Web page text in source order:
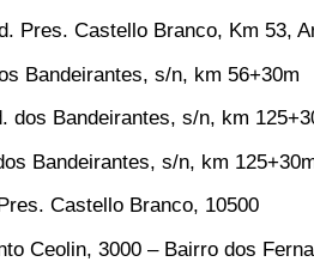
Pres. Castello Branco, Km 53,
Bandeirantes, s/n, km 56+30m
dos Bandeirantes, s/n, km
Bandeirantes, s/n, km
Castello Branco, 10500
Ceolin, 3000 – Bairro dos